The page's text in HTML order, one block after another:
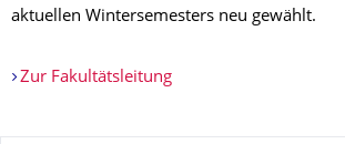
aktuellen Wintersemesters neu gewählt.
Zur Fakultätsleitung